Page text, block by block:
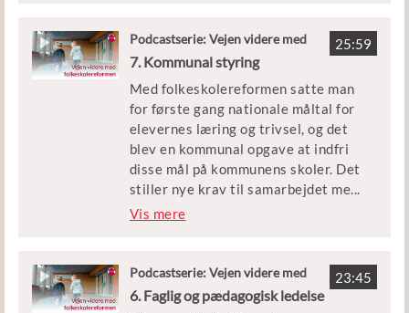
25:59
Podcastserie: Vejen videre med
folkeskolereformen
7. Kommunal styring
Med folkeskolereformen satte man
for første gang nationale måltal for
elevernes læring og trivsel, og det
blev en kommunal opgave at indfri
disse mål på kommunens skoler. Det
stiller nye krav til samarbejdet me...
llem kommuner og skoler. I dette afsnit
konstruktive samarbejde, set fra begge
sider af bordet.
Vis mere
23:45
Podcastserie: Vejen videre med
folkeskolereformen
6. Faglig og pædagogisk ledelse